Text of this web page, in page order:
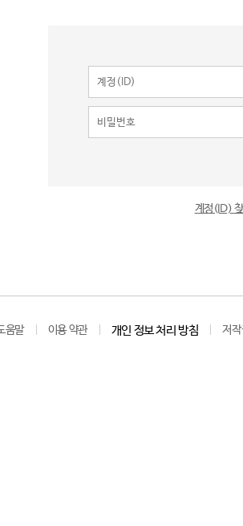
계정(ID)
움말 이용 약관 개인 정보 처리 방침 저